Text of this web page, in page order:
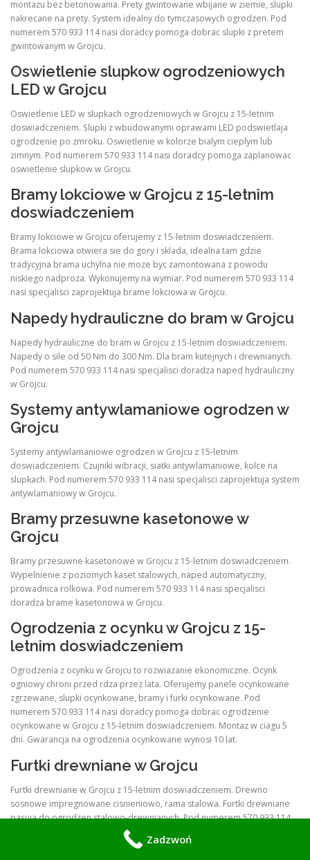
montazu bez betonowania. Prety gwintowane wbijane w ziemie, slupki
nakrecane na prety. System idealny do tymczasowych ogrodzen. Pod
numerem 570 933 114 nasi doradcy pomoga dobrac slupki z pretem
gwintowanym w Grojcu.
Oswietlenie slupkow ogrodzeniowych
LED w Grojcu
Oswietlenie LED w slupkach ogrodzeniowych w Grojcu z 15-letnim
doswiadczeniem. Slupki z wbudowanymi oprawami LED podswietlaja
ogrodzenie po zmroku. Oswietlenie w kolorze bialym cieplym lub
zimnym. Pod numerem 570 933 114 nasi doradcy pomoga zaplanowac
oswietlenie slupkow w Grojcu.
Bramy lokciowe w Grojcu z 15-letnim
doswiadczeniem
Bramy lokciowe w Grojcu oferujemy z 15-letnim doswiadczeniem.
Brama lokciowa otwiera sie do gory i sklada, idealna tam gdzie
tradycyjna brama uchylna nie moze byc zamontowana z powodu
niskiego nadproza. Wykonujemy na wymiar. Pod numerem 570 933 114
nasi specjalisci zaprojektuja brame lokciowa w Grojcu.
Napedy hydrauliczne do bram w Grojcu
Napedy hydrauliczne do bram w Grojcu z 15-letnim doswiadczeniem.
Napedy o sile od 50 Nm do 300 Nm. Dla bram kutejnych i drewnianych.
Pod numerem 570 933 114 nasi specjalisci doradza naped hydrauliczny
w Grojcu.
Systemy antywlamaniowe ogrodzen w
Grojcu
Systemy antywlamaniowe ogrodzen w Grojcu z 15-letnim
doswiadczeniem. Czujniki wibracji, siatki antywlamaniowe, kolce na
slupkach. Pod numerem 570 933 114 nasi specjalisci zaprojektuja system
antywlamaniowy w Grojcu.
Bramy przesuwne kasetonowe w
Grojcu
Bramy przesuwne kasetonowe w Grojcu z 15-letnim doswiadczeniem.
Wypelnienie z poziomych kaset stalowych, naped automatyczny,
prowadnica rolkowa. Pod numerem 570 933 114 nasi specjalisci
doradza brame kasetonowa w Grojcu.
Ogrodzenia z ocynku w Grojcu z 15-
letnim doswiadczeniem
Ogrodzenia z ocynku w Grojcu to rozwiazanie ekonomiczne. Ocynk
ogniowy chroni przed rdza przez lata. Oferujemy panele ocynkowane
zgrzewane, slupki ocynkowane, bramy i furki ocynkowane. Pod
numerem 570 933 114 nasi doradcy pomoga dobrac ogrodzenie
ocynkowane w Grojcu z 15-letnim doswiadczeniem. Montaz w ciagu 5
dni. Gwarancja na ogrodzenia ocynkowane wynosi 10 lat.
Furtki drewniane w Grojcu
Furtki drewniane w Grojcu z 15-letnim doswiadczeniem. Drewno
sosnowe impregnowane cisnieniowo, rama stalowa. Furtki drewniane
pasuja do ogrodzen stalowo-drewnianych. Pod numerem 570 933 114
nasi doradcy pomoga zaprojektowac furtke drewniana w Grojcu.
Zadzwoń